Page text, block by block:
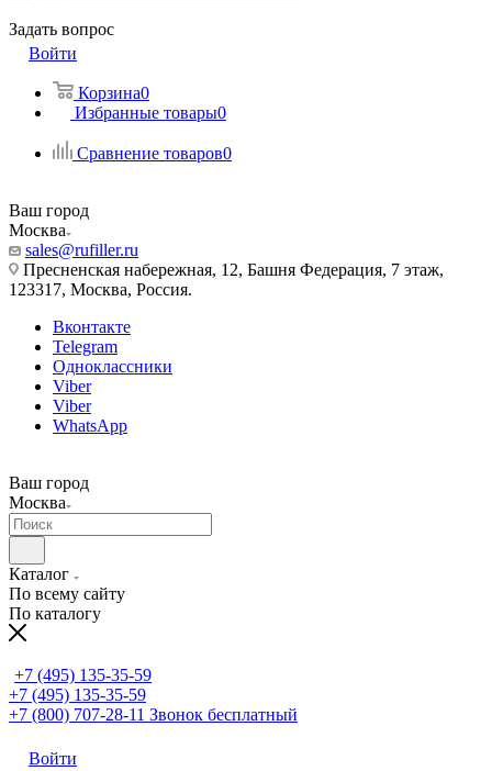
Задать вопрос
Войти
Корзина0
Избранные товары0
Сравнение товаров0
Ваш город
Москва
sales@rufiller.ru
Пресненская набережная, 12, Башня Федерация, 7 этаж,
123317, Москва, Россия.
Вконтакте
Telegram
Одноклассники
Viber
Viber
WhatsApp
Ваш город
Москва
Каталог
По всему сайту
По каталогу
+7 (495) 135-35-59
+7 (495) 135-35-59
+7 (800) 707-28-11 Звонок бесплатный
Войти